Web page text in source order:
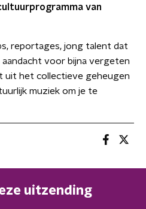
van
reportages, jong talent dat
voor bijna vergeten
uit het collectieve geheugen
muziek om je te
uitzending